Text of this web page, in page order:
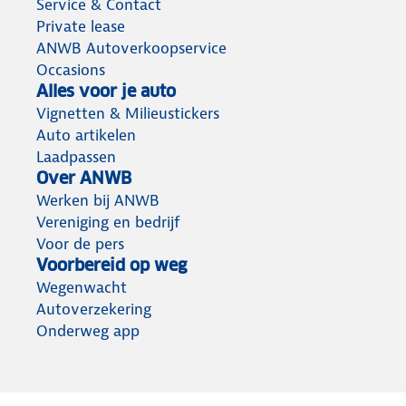
Service & Contact
Private lease
ANWB Autoverkoopservice
Occasions
Alles voor je auto
Vignetten & Milieustickers
Auto artikelen
Laadpassen
Over ANWB
Werken bij ANWB
Vereniging en bedrijf
Voor de pers
Voorbereid op weg
Wegenwacht
Autoverzekering
Onderweg app